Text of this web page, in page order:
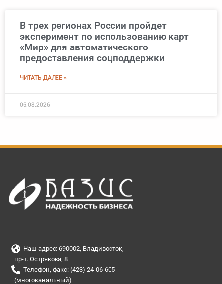
В трех регионах России пройдет
эксперимент по использованию карт
«Мир» для автоматического
предоставления соцподдержки
ЧИТАТЬ ДАЛЕЕ »
05.08.2026
Наш адрес: 690002, Владивосток,
пр-т. Острякова, 8
Телефон, факс: (423) 24-06-605
(многоканальный)